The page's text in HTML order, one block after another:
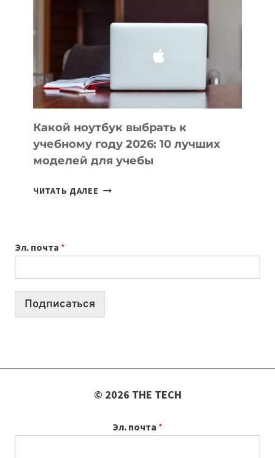
ПОМОГАЮТ
СОЗДАВАТЬ
БЕЗ
СЛОЖНОГО
КОДА
Какой ноутбук выбрать к
учебному году 2026: 10 лучших
моделей для учебы
ЧИТАТЬ ДАЛЕЕ КАКОЙ
2026:
10
Эл. почта *
Подписаться
© 2026 THE TECH
Эл. почта *